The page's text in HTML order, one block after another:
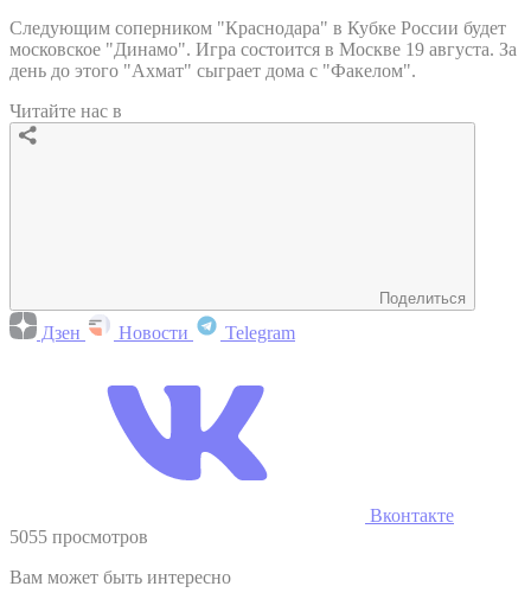
Следующим соперником "Краснодара" в Кубке России будет
московское "Динамо". Игра состоится в Москве 19 августа. За
день до этого "Ахмат" сыграет дома с "Факелом".
Читайте нас в
Поделиться
Дзен Новости Telegram
Вконтакте
5055 просмотров
Вам может быть интересно